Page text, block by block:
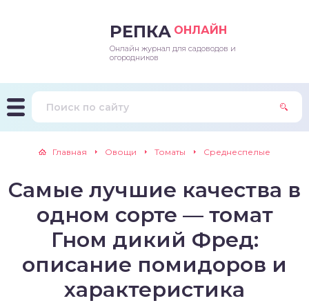
РЕПКА ОНЛАЙН
Онлайн журнал для садоводов и
огородников
Главная Овощи Томаты Среднеспелые
Самые лучшие качества в
одном сорте — томат
Гном дикий Фред:
описание помидоров и
характеристика
и подкормки